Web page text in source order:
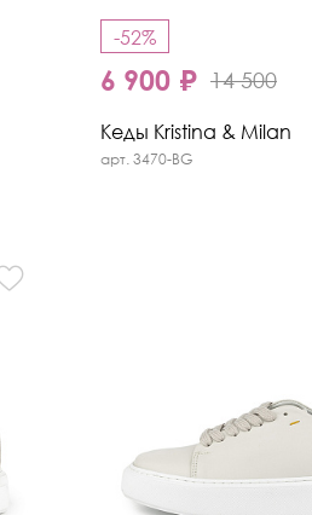
-52%
6 900 ₽ 14 500
Кеды Kristina & Milan
арт. 3470-BG